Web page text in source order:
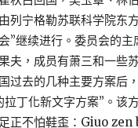
列宁格勒苏联科学院东
”继续进行。委员会的
夫，成员有萧三和一些
过去的几种主要方案后
拉丁化新文字方案”。该
正不怕鞋歪：Giuo zen